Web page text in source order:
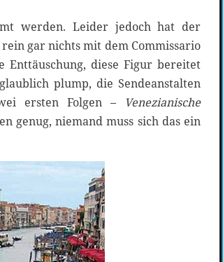
werden. Leider jedoch hat der
gar nichts mit dem Commissario
Enttäuschung, diese Figur bereitet
plump, die Sendeanstalten
ersten Folgen –
Venezianische
genug, niemand muss sich das ein